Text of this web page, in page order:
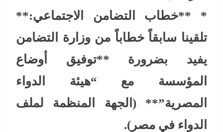
* **خطاب التضامن الاجتماعي:**
تلقينا سابقاً خطاباً من وزارة التضامن
يفيد بضرورة **توفيق أوضاع
المؤسسة مع “هيئة الدواء
المصرية”** (الجهة المنظمة لملف
الدواء في مصر).